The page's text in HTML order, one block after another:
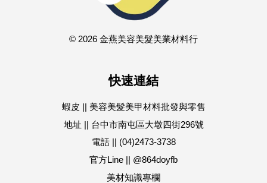
© 2026 金燕美容美髮美業材料行
快速連結
蝦皮 || 美容美髮美甲材料批發與零售
地址 || 台中市南屯區大墩四街296號
電話 || (04)2473-3738
官方Line || @864doyfb
美材知識專欄